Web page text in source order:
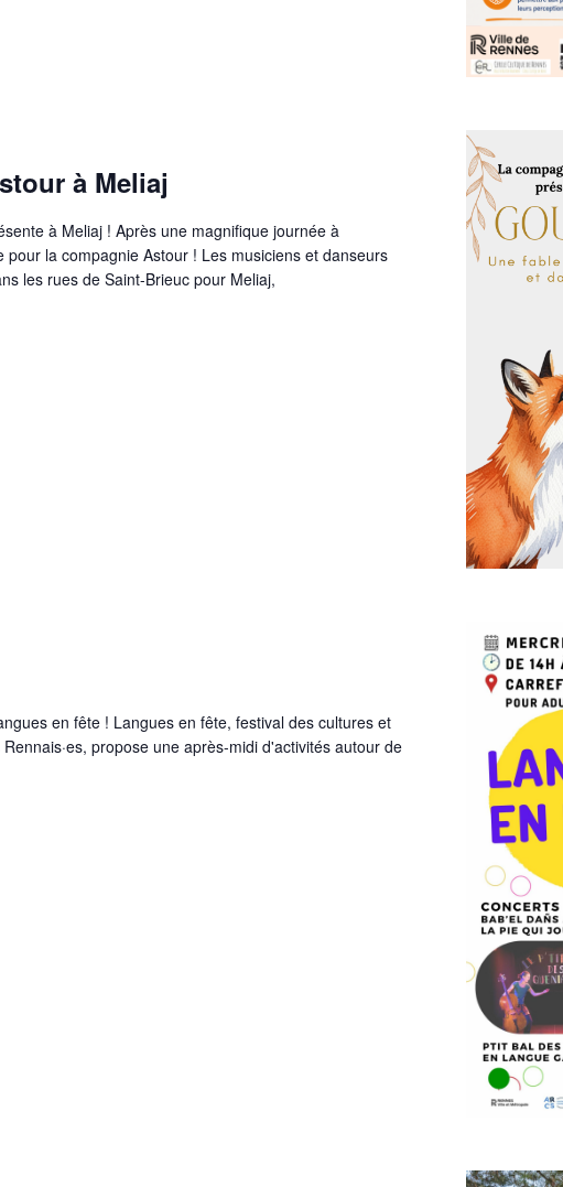
à Meliaj
à Meliaj ! Après une magnifique journée à
pour la compagnie Astour ! Les musiciens et danseurs
les rues de Saint-Brieuc pour Meliaj,
en fête ! Langues en fête, festival des cultures et
propose une après-midi d'activités autour de